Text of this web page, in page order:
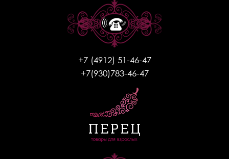
+7 (4912) 51-46-47
+7(930)783-46-47